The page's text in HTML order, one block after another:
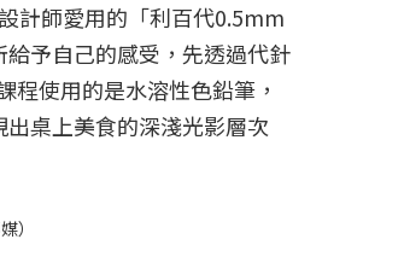
計師愛用的「利百代0.5mm
予自己的感受，先透過代針
使用的是水溶性色鉛筆，
桌上美食的深淺光影層次
）